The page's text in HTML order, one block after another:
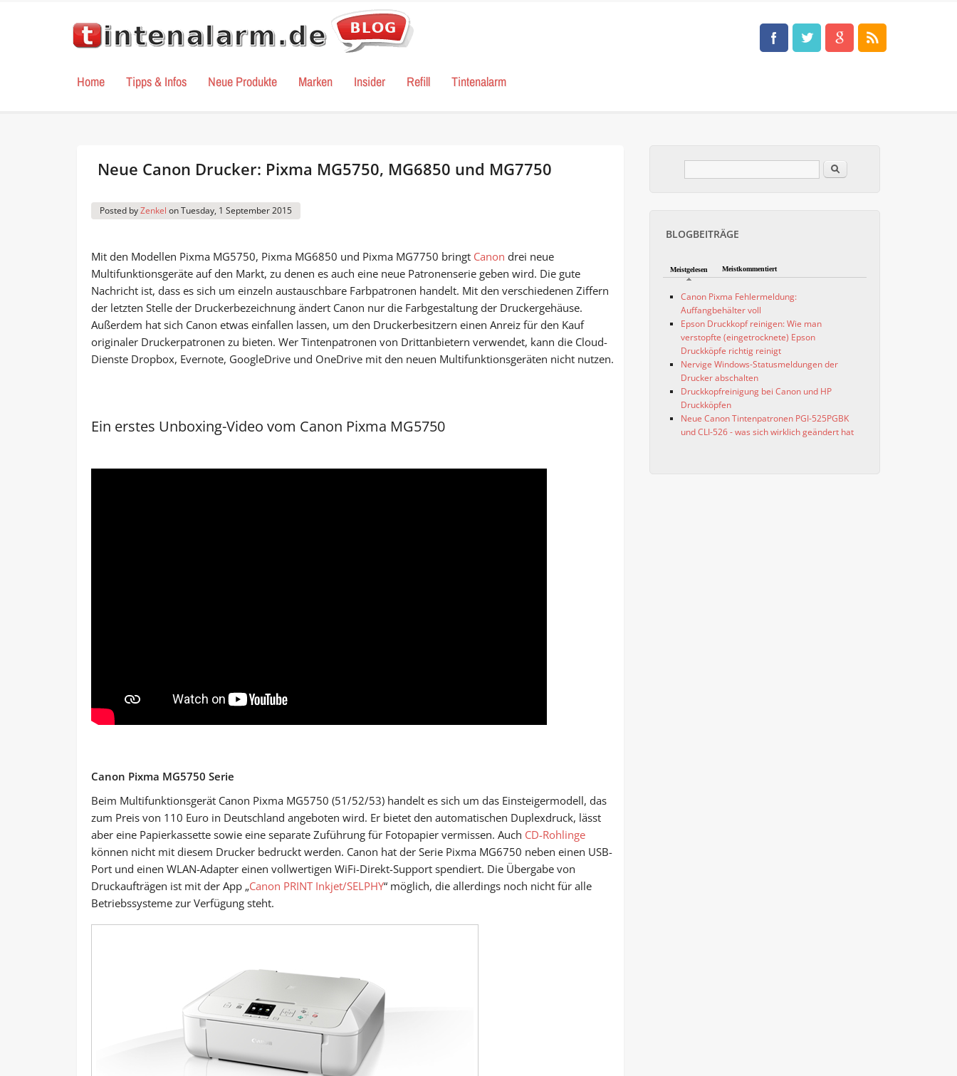
Home Tipps & Infos Neue Produkte Marken Insider Refill Tintenalarm
Neue Canon Drucker: Pixma MG5750, MG6850 und MG7750
Posted byZenkel onTuesday, 1 September 2015
Mit den Modellen Pixma MG5750, Pixma MG6850 und Pixma MG7750 bringt Canon drei neue
Multifunktionsgeräte auf den Markt, zu denen es auch eine neue Patronenserie geben wird. Die gute
Nachricht ist, dass es sich um einzeln austauschbare Farbpatronen handelt. Mit den verschiedenen Ziffern
der letzten Stelle der Druckerbezeichnung ändert Canon nur die Farbgestaltung der Druckergehäuse.
Außerdem hat sich Canon etwas einfallen lassen, um den Druckerbesitzern einen Anreiz für den Kauf
originaler Druckerpatronen zu bieten. Wer Tintenpatronen von Drittanbietern verwendet, kann die Cloud-
Dienste Dropbox, Evernote, GoogleDrive und OneDrive mit den neuen Multifunktionsgeräten nicht nutzen.
Ein erstes Unboxing-Video vom Canon Pixma MG5750
Canon Pixma MG5750 Serie
Beim Multifunktionsgerät Canon Pixma MG5750 (51/52/53) handelt es sich um das Einsteigermodell, das
zum Preis von 110 Euro in Deutschland angeboten wird. Er bietet den automatischen Duplexdruck, lässt
aber eine Papierkassette sowie eine separate Zuführung für Fotopapier vermissen. Auch CD-Rohlinge
können nicht mit diesem Drucker bedruckt werden. Canon hat der Serie Pixma MG6750 neben einen USB-
Port und einen WLAN-Adapter einen vollwertigen WiFi-Direkt-Support spendiert. Die Übergabe von
Druckaufträgen ist mit der App „Canon PRINT Inkjet/SELPHY“ möglich, die allerdings noch nicht für alle
Betriebssysteme zur Verfügung steht.
Suchformular Im Blog suchen
BLOGBEITRÄGE
Meistgelesen Meistkommentiert
Canon Pixma Fehlermeldung:
Auffangbehälter voll
Epson Druckkopf reinigen: Wie man
verstopfte (eingetrocknete) Epson
Druckköpfe richtig reinigt
Nervige Windows-Statusmeldungen der
Drucker abschalten
Druckkopfreinigung bei Canon und HP
Druckköpfen
Neue Canon Tintenpatronen PGI-525PGBK
und CLI-526 - was sich wirklich geändert hat